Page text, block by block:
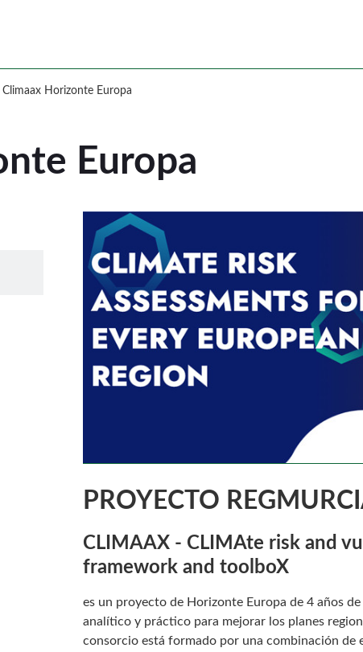
Europa
Climaax Horizonte Europa
Europa
PROYECTO
CLIMAAX - CLIMAte risk and
framework and toolboX
es un proyecto de Horizonte Europa de 4 años
analítico y práctico para mejorar los planes
consorcio está formado por una combinación de